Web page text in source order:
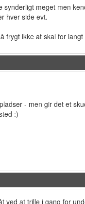
meget men
hver side evt.
frygt ikke at skal for langt
- men gir det et
:)
ved at trille i gang for